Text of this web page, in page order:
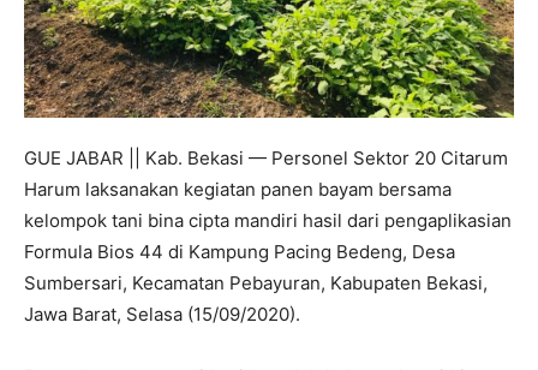
GUE JABAR || Kab. Bekasi — Personel Sektor 20 Citarum
Harum laksanakan kegiatan panen bayam bersama
kelompok tani bina cipta mandiri hasil dari pengaplikasian
Formula Bios 44 di Kampung Pacing Bedeng, Desa
Sumbersari, Kecamatan Pebayuran, Kabupaten Bekasi,
Jawa Barat, Selasa (15/09/2020).